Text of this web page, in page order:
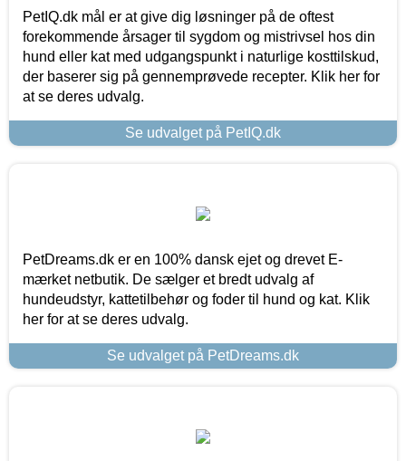
PetIQ.dk mål er at give dig løsninger på de oftest
forekommende årsager til sygdom og mistrivsel hos din
hund eller kat med udgangspunkt i naturlige kosttilskud,
der baserer sig på gennemprøvede recepter. Klik her for
at se deres udvalg.
Se udvalget på PetIQ.dk
PetDreams.dk er en 100% dansk ejet og drevet E-
mærket netbutik. De sælger et bredt udvalg af
hundeudstyr, kattetilbehør og foder til hund og kat. Klik
her for at se deres udvalg.
Se udvalget på PetDreams.dk